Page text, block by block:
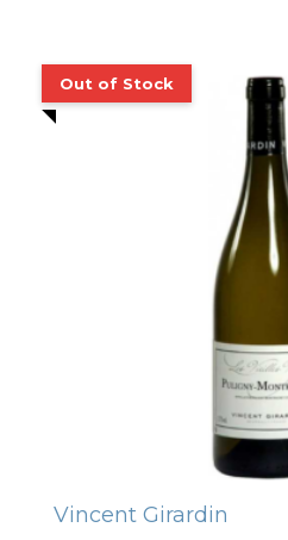
Vincent Girardin